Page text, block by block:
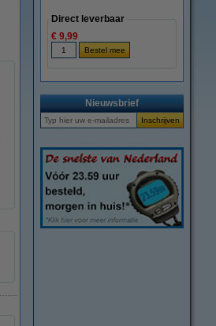
Direct leverbaar
€ 9,99
Nieuwsbrief